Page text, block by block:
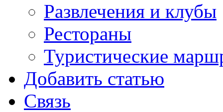
Развлечения и клубы
Рестораны
Туристические
Добавить статью
Связь